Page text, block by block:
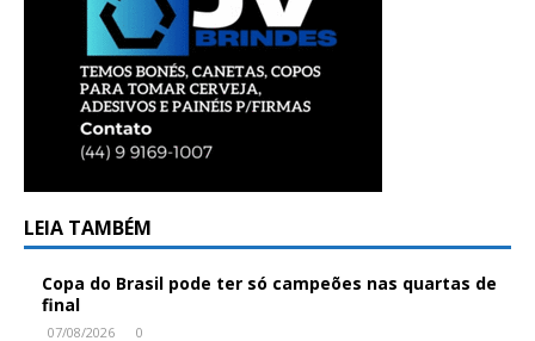
LEIA TAMBÉM
Copa do Brasil pode ter só campeões nas quartas de
final
07/08/2026 0